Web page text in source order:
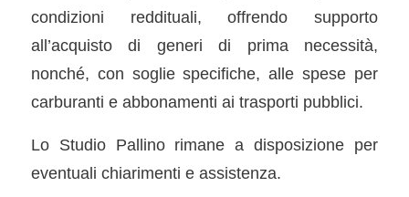
condizioni reddituali, offrendo supporto
all’acquisto di generi di prima necessità,
nonché, con soglie specifiche, alle spese per
carburanti e abbonamenti ai trasporti pubblici.
Lo Studio Pallino rimane a disposizione per
eventuali chiarimenti e assistenza.